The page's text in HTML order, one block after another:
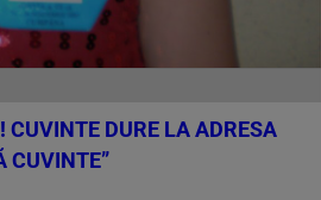
CUVINTE DURE LA ADRESA
CUVINTE”